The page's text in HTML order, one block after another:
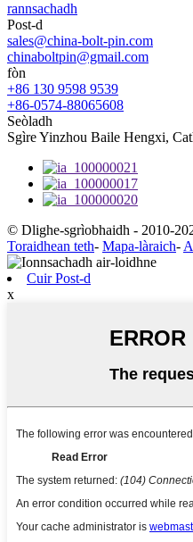
rannsachadh
Post-d
sales@china-bolt-pin.com
chinaboltpin@gmail.com
fòn
+86 130 9598 9539
+86-0574-88065608
Seòladh
Sgìre Yinzhou Baile Hengxi,
© Dlighe-sgrìobhaidh - 2010-
Toraidhean teth- Mapa-làraich-
Cuir Post-d
x